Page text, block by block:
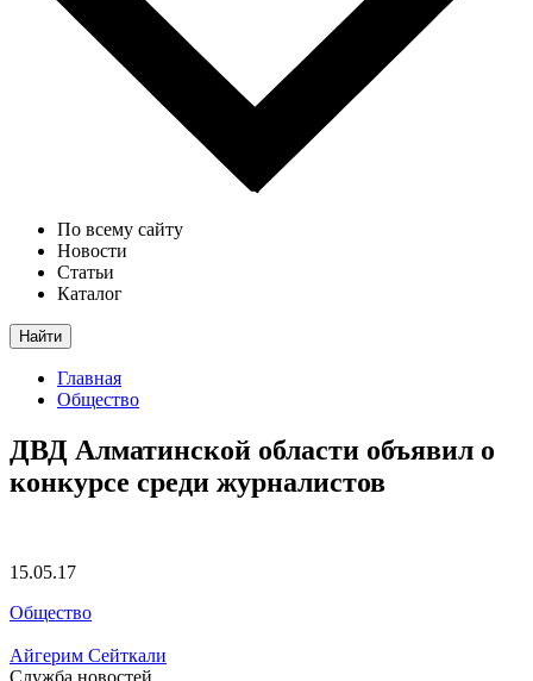
По всему сайту
Новости
Статьи
Каталог
Найти
Главная
Общество
ДВД Алматинской области объявил о
конкурсе среди журналистов
15.05.17
Общество
Айгерим Сейткали